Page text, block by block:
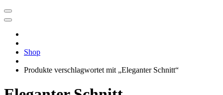
|
Oberlausitz
Shop
Produkte verschlagwortet mit „Eleganter Schnitt“